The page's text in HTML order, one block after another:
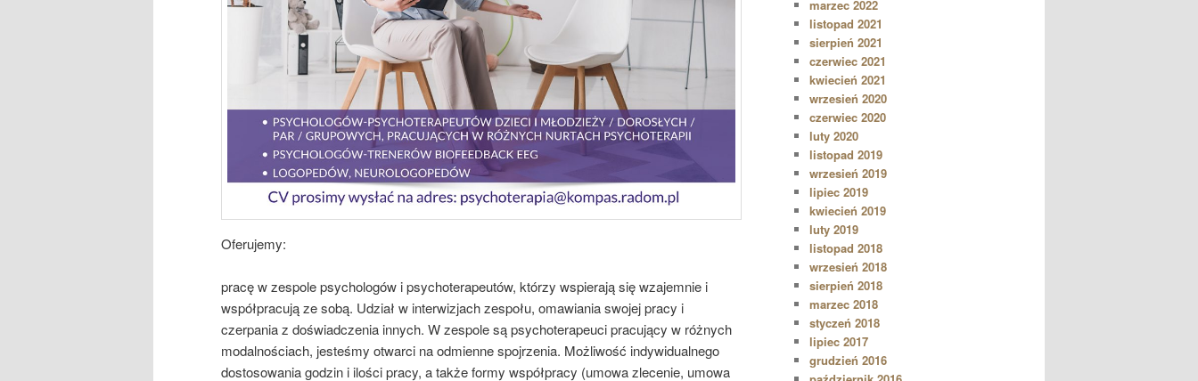
Oferujemy:
pracę w zespole psychologów i psychoterapeutów, którzy wspierają się wzajemnie i
współpracują ze sobą. Udział w interwizjach zespołu, omawiania swojej pracy i
czerpania z doświadczenia innych. W zespole są psychoterapeuci pracujący w różnych
modalnościach, jesteśmy otwarci na odmienne spojrzenia. Możliwość indywidualnego
dostosowania godzin i ilości pracy, a także formy współpracy (umowa zlecenie, umowa
marzec 2022
listopad 2021
sierpień 2021
czerwiec 2021
kwiecień 2021
wrzesień 2020
czerwiec 2020
luty 2020
listopad 2019
wrzesień 2019
lipiec 2019
kwiecień 2019
luty 2019
listopad 2018
wrzesień 2018
sierpień 2018
marzec 2018
styczeń 2018
lipiec 2017
grudzień 2016